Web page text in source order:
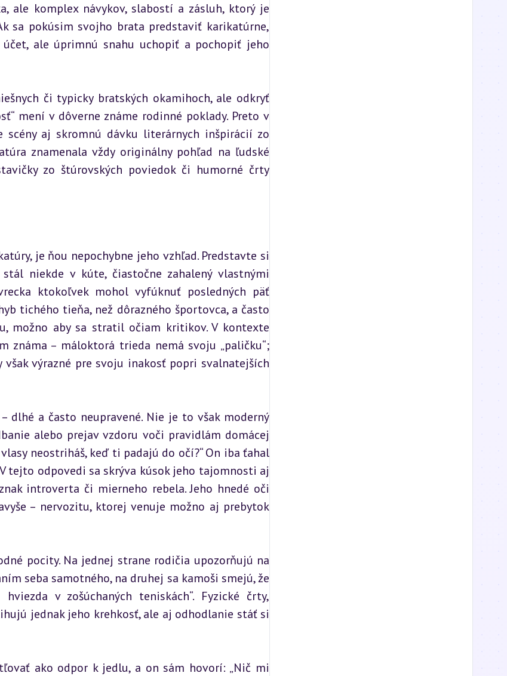
ale komplex návykov, slabostí a zásluh, ktorý je
sa pokúsim svojho brata predstaviť karikatúrne,
ale úprimnú snahu uchopiť a pochopiť jeho
či typicky bratských okamihoch, ale odkryť
mení v dôverne známe rodinné poklady. Preto v
aj skromnú dávku literárnych inšpirácií zo
znamenala vždy originálny pohľad na ľudské
zo štúrovských poviedok či humorné črty
je ňou nepochybne jeho vzhľad. Predstavte si
niekde v kúte, čiastočne zahalený vlastnými
ktokoľvek mohol vyfúknuť posledných päť
tichého tieňa, než dôrazného športovca, a často
možno aby sa stratil očiam kritikov. V kontexte
známa – máloktorá trieda nemá svoju „paličku“;
výrazné pre svoju inakosť popri svalnatejších
dlhé a často neupravené. Nie je to však moderný
alebo prejav vzdoru voči pravidlám domácej
neostriháš, keď ti padajú do očí?“ On iba ťahal
tejto odpovedi sa skrýva kúsok jeho tajomnosti aj
introverta či mierneho rebela. Jeho hnedé oči
– nervozitu, ktorej venuje možno aj prebytok
pocity. Na jednej strane rodičia upozorňujú na
seba samotného, na druhej sa kamoši smejú, že
v zošúchaných teniskách“. Fyzické črty,
jednak jeho krehkosť, ale aj odhodlanie stáť si
ako odpor k jedlu, a on sám hovorí: „Nič mi